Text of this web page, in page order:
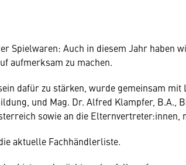
Spielwaren: Auch in diesem Jahr haben
aufmerksam zu machen.
dafür zu stärken, wurde gemeinsam mit
und Mag. Dr. Alfred Klampfer, B.A.,
sowie an die
aktuelle Fachhändlerliste.